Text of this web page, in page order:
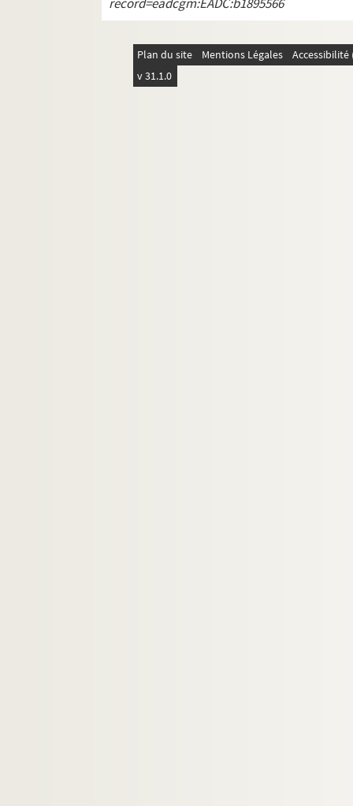
Plan du site Mentions Légales
v 31.1.0